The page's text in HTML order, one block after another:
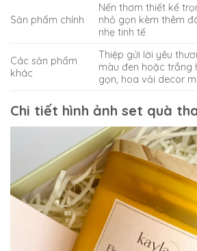
Sản phẩm chính
Nến thơm thiết kế
nhỏ gọn kèm thêm
nhẹ tinh tế
Các sản phẩm
khác
Thiệp gửi lời yêu
màu đen hoặc trắng
gọn, hoa vải decor
Chi tiết hình ảnh set quà